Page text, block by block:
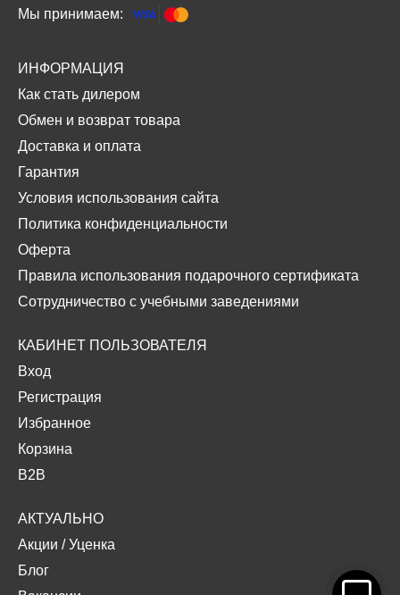
Мы принимаем:
ИНФОРМАЦИЯ
Как стать дилером
Обмен и возврат товара
Доставка и оплата
Гарантия
Условия использования сайта
Политика конфиденциальности
Оферта
Правила использования подарочного сертификата
Сотрудничество с учебными заведениями
КАБИНЕТ ПОЛЬЗОВАТЕЛЯ
Вход
Регистрация
Избранное
Корзина
B2B
АКТУАЛЬНО
Акции /Уценка
Блог